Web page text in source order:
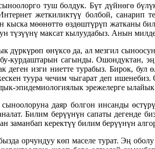
туш болдук. Бүт дүйнөгө
жеткиликтүү болбой, санарип
кыска мөөнөттө өздөштүрүп жатканы
түзүүнү максат кылуудабыз. Анын
дүркүрөп өнүксө да, ал мезгил
курдаштарын сагынды. Ошондуктан,
деген изги ниетте турабыз. Бирок,
туура чечим чыгарат деп
эпидемиологиялык эрежелерге
даяр болгон инсанды
Билим берүүнүн сапаты дегенде
заманбап керектүү билим берүүнүн
орчундуу көп маселе турат. Эң